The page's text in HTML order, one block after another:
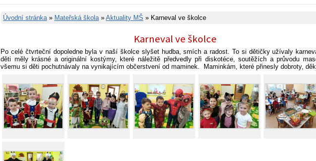
Úvodní stránka» Mateřská škola» Aktuality MŠ » Karneval ve školce
Karneval ve školce
Po celé čtvrteční dopoledne byla v naší školce slyšet hudba, smích a radost. To si dětičky užívaly
děti měly krásné a originální kostýmy, které náležitě předvedly při diskotéce, soutěžích a průvodu
všemu si děti pochutnávaly na vynikajícím občerstvení od maminek. Maminkám, které přinesly dobroty,